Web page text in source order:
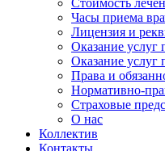
Стоимость
Часы приема
Лицензия и
Оказание
Оказание
Права и
Нормативно-
Страховые
О нас
Коллектив
Контакты